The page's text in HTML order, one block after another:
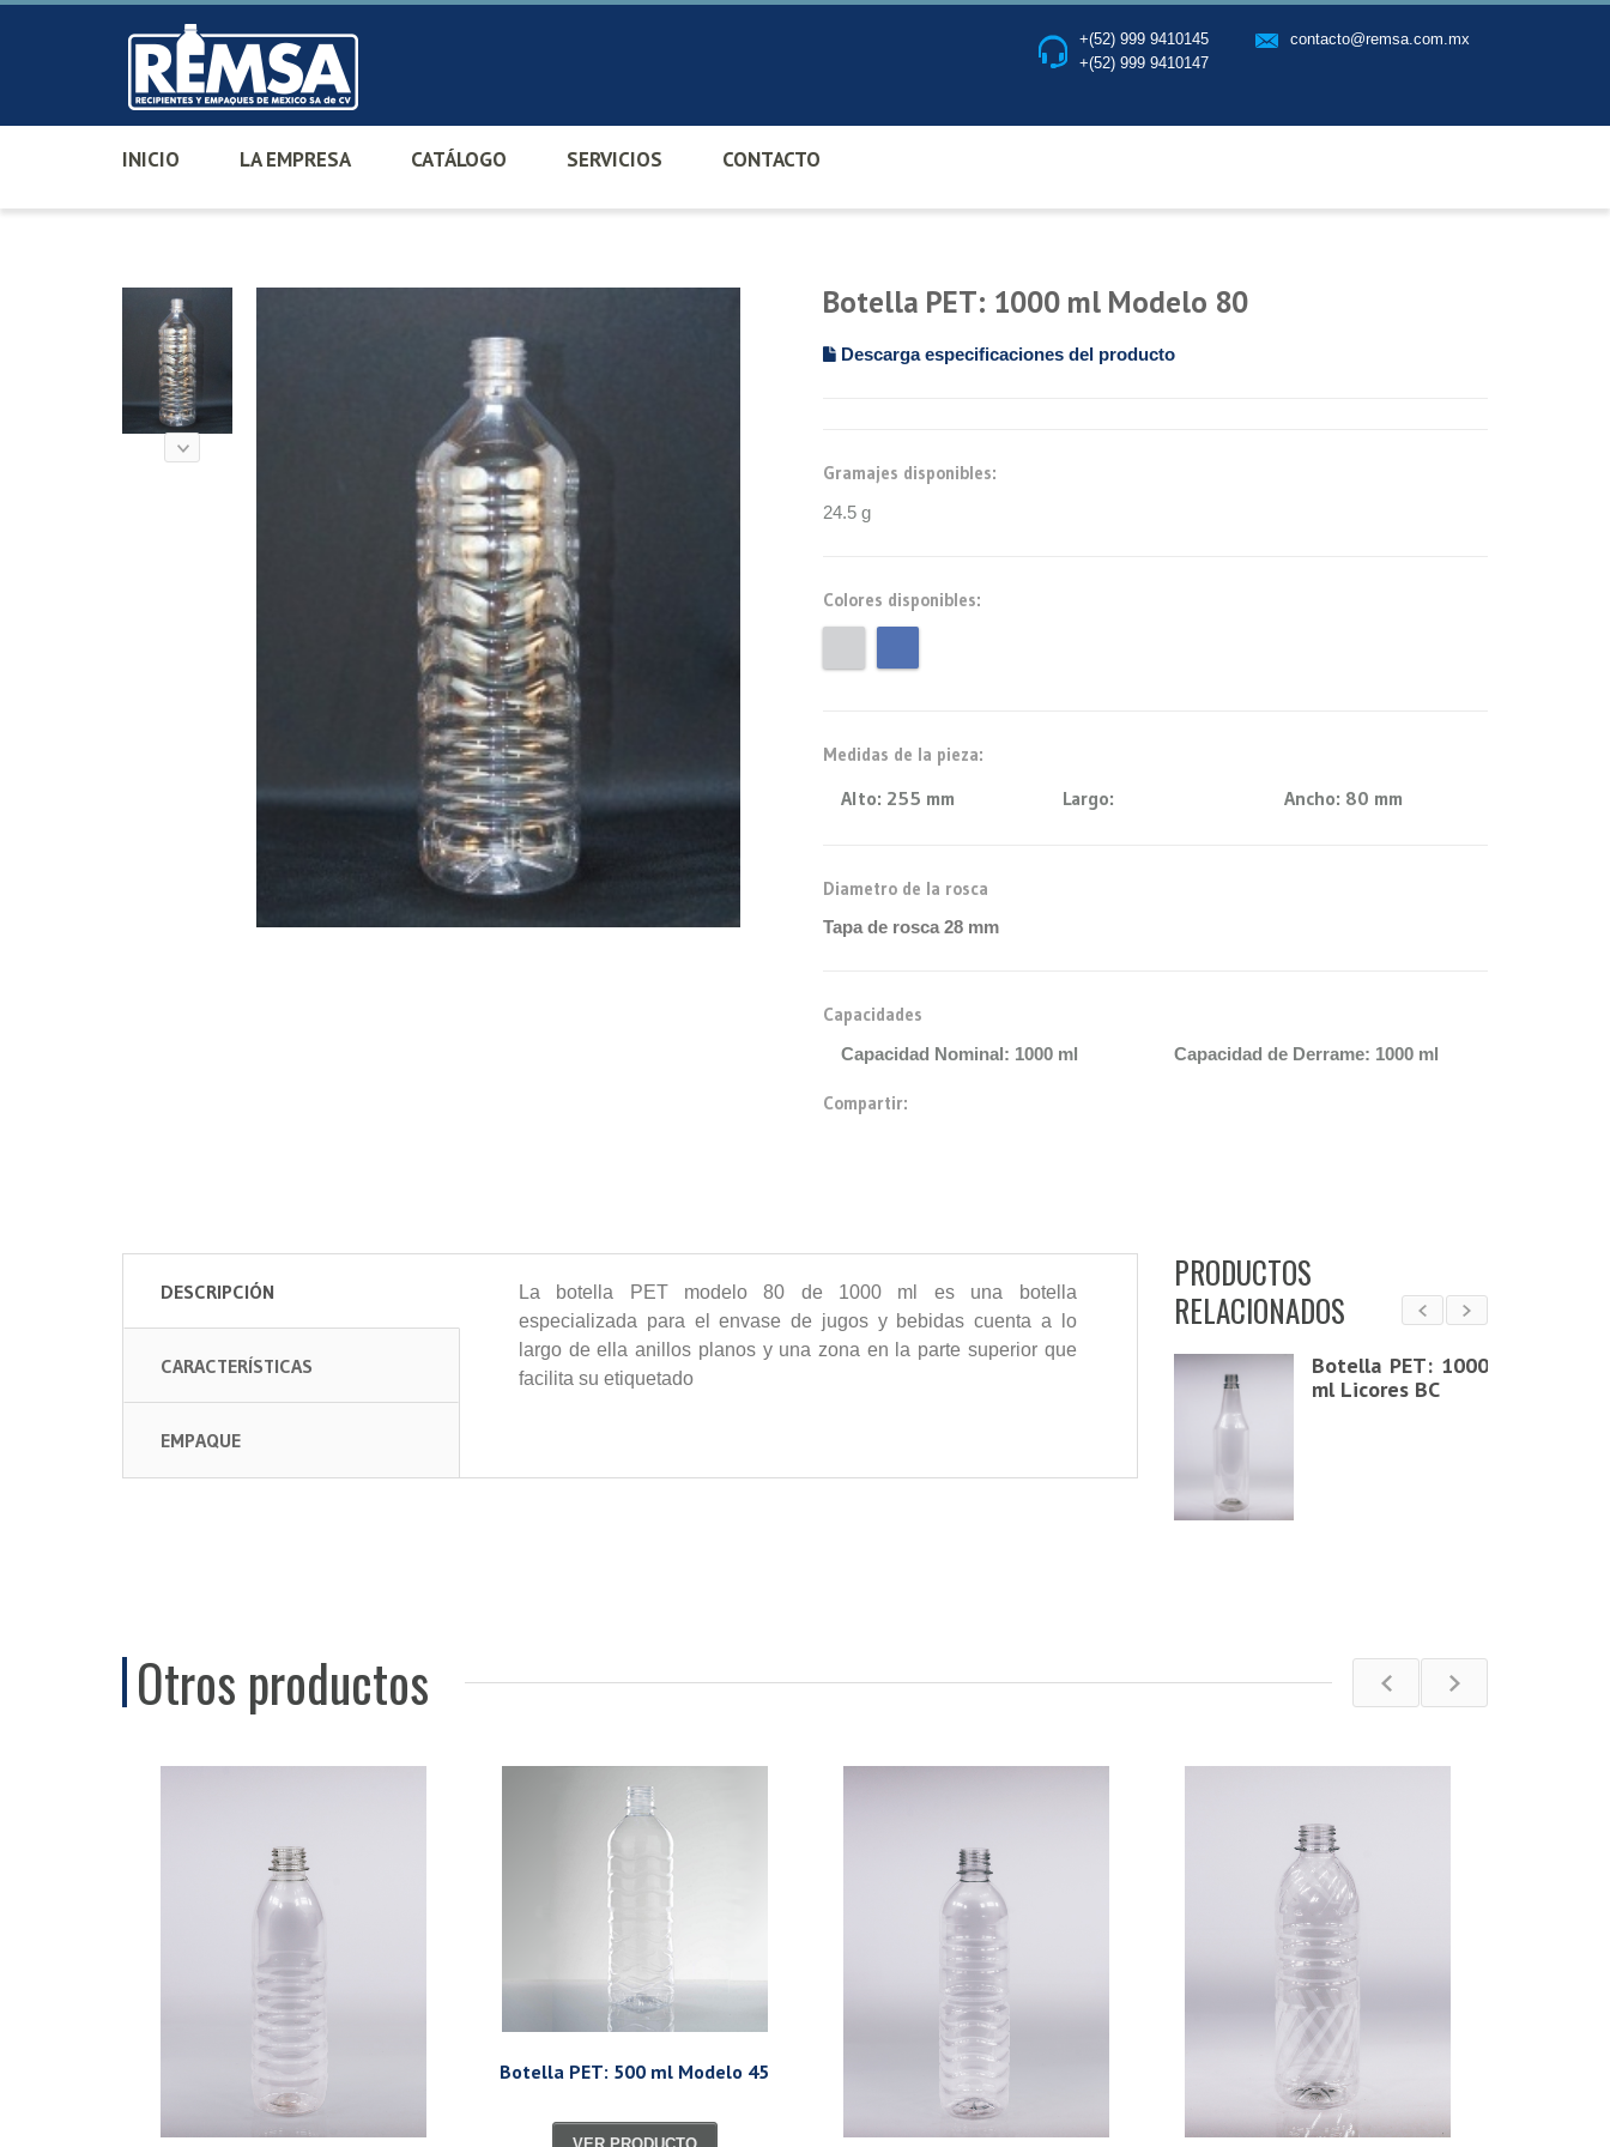
contacto@remsa.com.mx
+(52) 999 9410145
+(52) 999 9410147
INICIO LA EMPRESA CATÁLOGO SERVICIOS CONTACTO
Botella PET: 1000 ml Modelo 80
Descarga especificaciones del producto
Gramajes disponibles:
24.5 g
Colores disponibles:
Medidas de la pieza:
Alto: 255 mm Largo: Ancho: 80 mm
Diametro de la rosca
Tapa de rosca 28 mm
Capacidades
Capacidad Nominal: 1000 ml Capacidad de Derrame: 1000 ml
Compartir:
DESCRIPCIÓN
CARACTERÍSTICAS
EMPAQUE
La botella PET modelo 80 de 1000 ml es una botella
especializada para el envase de jugos y bebidas cuenta a lo
largo de ella anillos planos y una zona en la parte superior que
facilita su etiquetado
PRODUCTOS
RELACIONADOS
Tapa de rosca 28
Botella PET: 1000
ml Licores BC
Otros productos
Botella PET: 500 ml Modelo 45
VER PRODUCTO